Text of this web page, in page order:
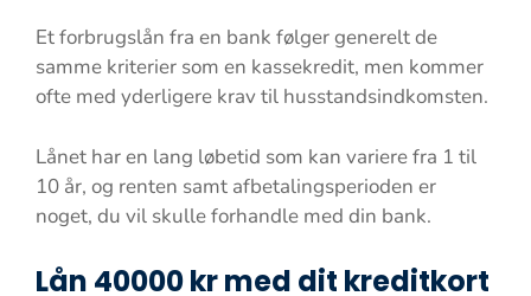
Et forbrugslån fra en bank følger generelt de
samme kriterier som en kassekredit, men kommer
ofte med yderligere krav til husstandsindkomsten.
Lånet har en lang løbetid som kan variere fra 1 til
10 år, og renten samt afbetalingsperioden er
noget, du vil skulle forhandle med din bank.
Lån 40000 kr med dit kreditkort